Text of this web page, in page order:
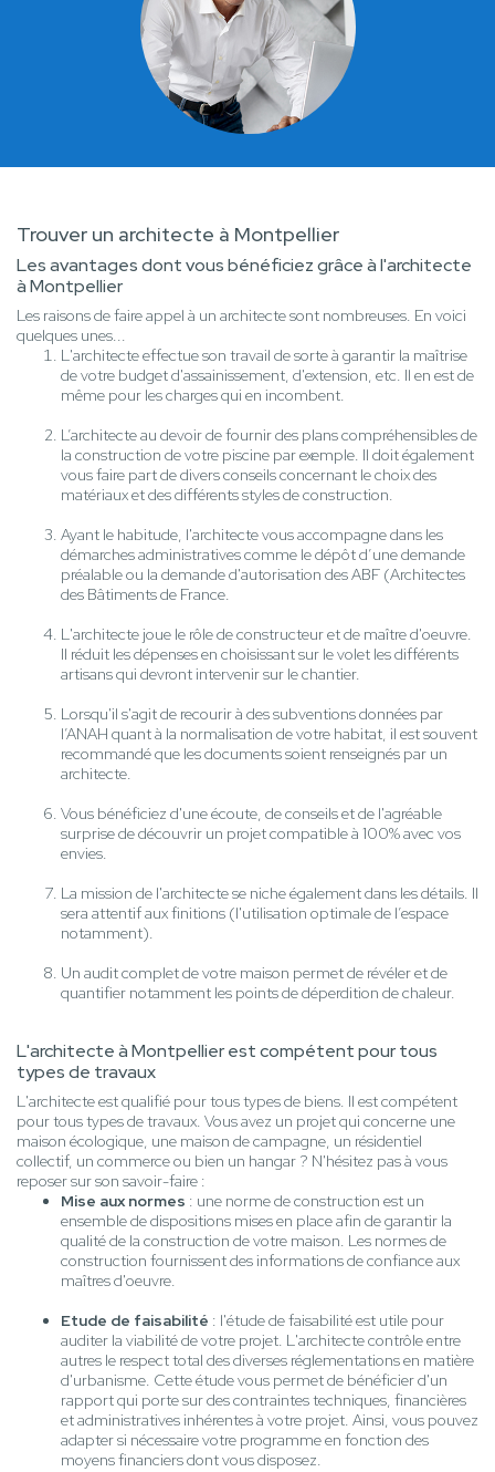
Trouver un architecte à Montpellier
Les avantages dont vous bénéficiez grâce à l'architecte
à Montpellier
Les raisons de faire appel à un architecte sont nombreuses. En voici
quelques unes...
L'architecte effectue son travail de sorte à garantir la maîtrise
de votre budget d'assainissement, d'extension, etc. Il en est de
même pour les charges qui en incombent.
L’architecte au devoir de fournir des plans compréhensibles de
la construction de votre piscine par exemple. Il doit également
vous faire part de divers conseils concernant le choix des
matériaux et des différents styles de construction.
Ayant le habitude, l'architecte vous accompagne dans les
démarches administratives comme le dépôt d’une demande
préalable ou la demande d'autorisation des ABF (Architectes
des Bâtiments de France.
L'architecte joue le rôle de constructeur et de maître d'oeuvre.
Il réduit les dépenses en choisissant sur le volet les différents
artisans qui devront intervenir sur le chantier.
Lorsqu'il s'agit de recourir à des subventions données par
l’ANAH quant à la normalisation de votre habitat, il est souvent
recommandé que les documents soient renseignés par un
architecte.
Vous bénéficiez d'une écoute, de conseils et de l'agréable
surprise de découvrir un projet compatible à 100% avec vos
envies.
La mission de l'architecte se niche également dans les détails. Il
sera attentif aux finitions (l'utilisation optimale de l’espace
notamment).
Un audit complet de votre maison permet de révéler et de
quantifier notamment les points de déperdition de chaleur.
L'architecte à Montpellier est compétent pour tous
types de travaux
L'architecte est qualifié pour tous types de biens. Il est compétent
pour tous types de travaux. Vous avez un projet qui concerne une
maison écologique, une maison de campagne, un résidentiel
collectif, un commerce ou bien un hangar ? N'hésitez pas à vous
reposer sur son savoir-faire :
Mise aux normes : une norme de construction est un
ensemble de dispositions mises en place afin de garantir la
qualité de la construction de votre maison. Les normes de
construction fournissent des informations de confiance aux
maîtres d'oeuvre.
Etude de faisabilité : l'étude de faisabilité est utile pour
auditer la viabilité de votre projet. L'architecte contrôle entre
autres le respect total des diverses réglementations en matière
d'urbanisme. Cette étude vous permet de bénéficier d'un
rapport qui porte sur des contraintes techniques, financières
et administratives inhérentes à votre projet. Ainsi, vous pouvez
adapter si nécessaire votre programme en fonction des
moyens financiers dont vous disposez.